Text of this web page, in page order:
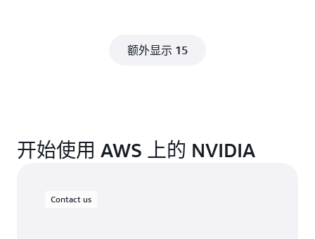
额外显示 15
开始使用 AWS 上的 NVIDIA
Contact us